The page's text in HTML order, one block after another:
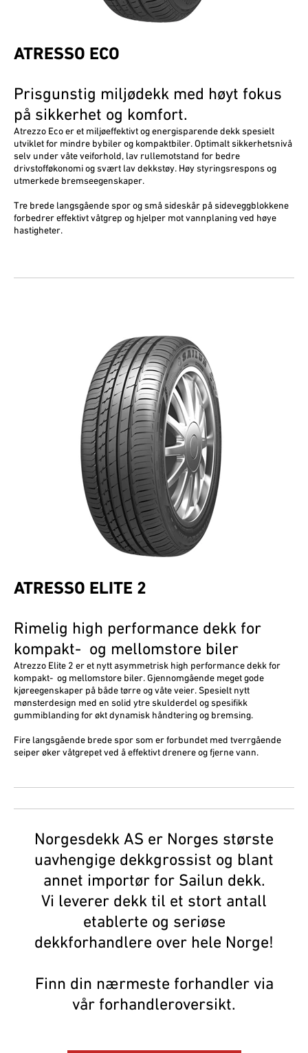
ATRESSO ECO
Prisgunstig miljødekk med høyt fokus
på sikkerhet og komfort.
Atrezzo Eco er et miljøeffektivt og energisparende dekk spesielt
utviklet for mindre bybiler og kompaktbiler. Optimalt sikkerhetsnivå
selv under våte veiforhold, lav rullemotstand for bedre
drivstofføkonomi og svært lav dekkstøy. Høy styringsrespons og
utmerkede bremseegenskaper.
Tre brede langsgående spor og små sideskår på sideveggblokkene
forbedrer effektivt våtgrep og hjelper mot vannplaning ved høye
hastigheter.
ATRESSO ELITE 2
Rimelig high performance dekk for
kompakt- og mellomstore biler
Atrezzo Elite 2 er et nytt asymmetrisk high performance dekk for
kompakt- og mellomstore biler. Gjennomgående meget gode
kjøreegenskaper på både tørre og våte veier. Spesielt nytt
mønsterdesign med en solid ytre skulderdel og spesifikk
gummiblanding for økt dynamisk håndtering og bremsing.
Fire langsgående brede spor som er forbundet med tverrgående
seiper øker våtgrepet ved å effektivt drenere og fjerne vann.
Norgesdekk AS er Norges største
uavhengige dekkgrossist og blant
annet importør for Sailun dekk.
Vi leverer dekk til et stort antall
etablerte og seriøse
dekkforhandlere over hele Norge!
Finn din nærmeste forhandler via
vår forhandleroversikt.